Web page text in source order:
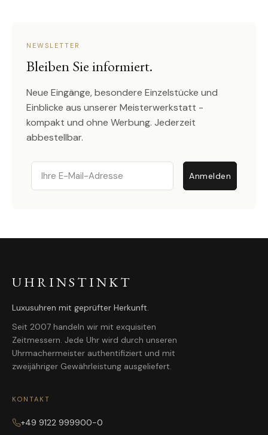
NEWSLETTER
Bleiben Sie informiert.
Neue Eingänge, besondere Einzelstücke und
Einblicke aus unserer Meisterwerkstatt -
kompakt und ohne Werbung. Jederzeit
abbestellbar.
Email
Anmelden
UHRINSTINKT
Luxusuhren mit geprüfter Herkunft.
Seit 2007 handeln wir mit exquisiten
Zeitmessern. Jede Uhr wird durch unseren
Uhrmachermeister authentifiziert und mit
zweijähriger Gewährleistung ausgeliefert.
KONTAKT
+49 9122 999900-0